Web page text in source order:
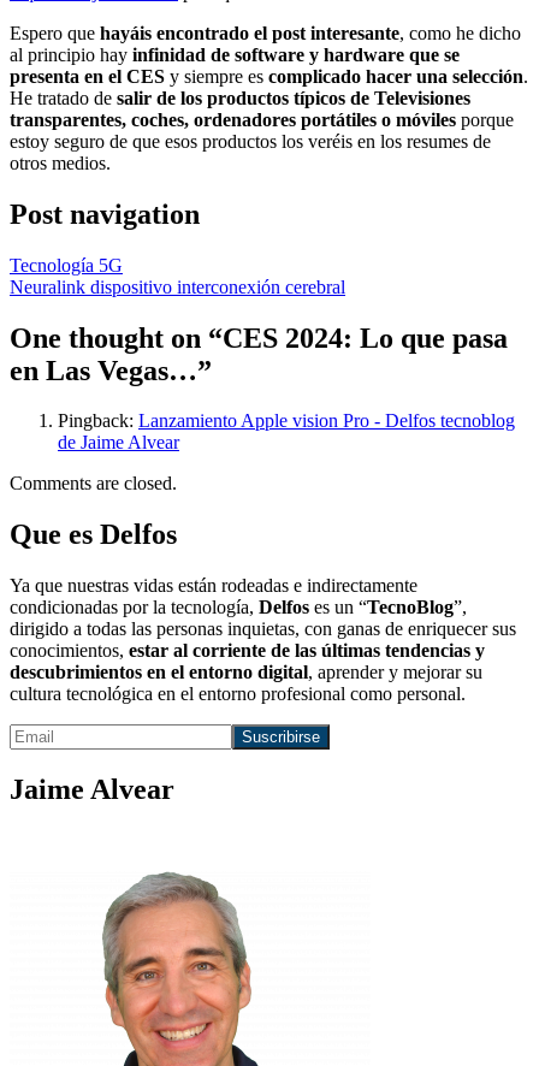
Espero que hayáis encontrado el post interesante, como he dicho
al principio hay infinidad de software y hardware que se
presenta en el CES y siempre es complicado hacer una selección.
He tratado de salir de los productos típicos de Televisiones
transparentes, coches, ordenadores portátiles o móviles porque
estoy seguro de que esos productos los veréis en los resumes de
otros medios.
Post navigation
Tecnología 5G
Neuralink dispositivo interconexión cerebral
One thought on “CES 2024: Lo que pasa
en Las Vegas…”
Pingback: Lanzamiento Apple vision Pro - Delfos tecnoblog
de Jaime Alvear
Comments are closed.
Que es Delfos
Ya que nuestras vidas están rodeadas e indirectamente
condicionadas por la tecnología, Delfos es un “TecnoBlog”,
dirigido a todas las personas inquietas, con ganas de enriquecer sus
conocimientos, estar al corriente de las últimas tendencias y
descubrimientos en el entorno digital, aprender y mejorar su
cultura tecnológica en el entorno profesional como personal.
Jaime Alvear